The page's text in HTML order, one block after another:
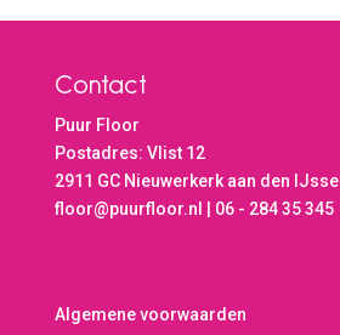
Contact
Puur Floor
Postadres: Vlist 12
2911 GC Nieuwerkerk aan den IJssel
floor@puurfloor.nl | 06 - 284 35 345
Algemene voorwaarden